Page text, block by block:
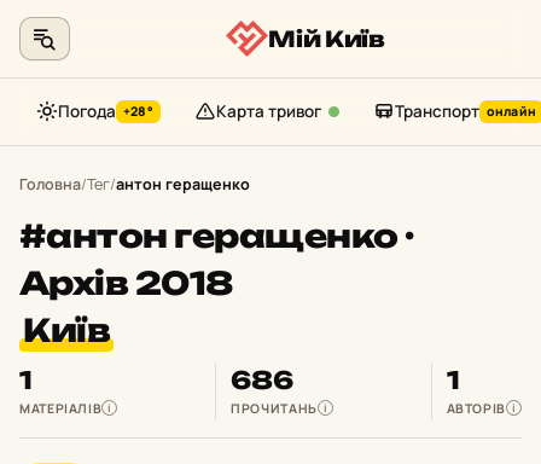
Мій Київ
Погода +28° Карта тривог Транспорт онлайн
Головна/Тег/антон геращенко
#антон геращенко ·
Архів 2018
Київ
1
МАТЕРІАЛІВ i
686
ПРОЧИТАНЬ i
1
АВТОРІВ i